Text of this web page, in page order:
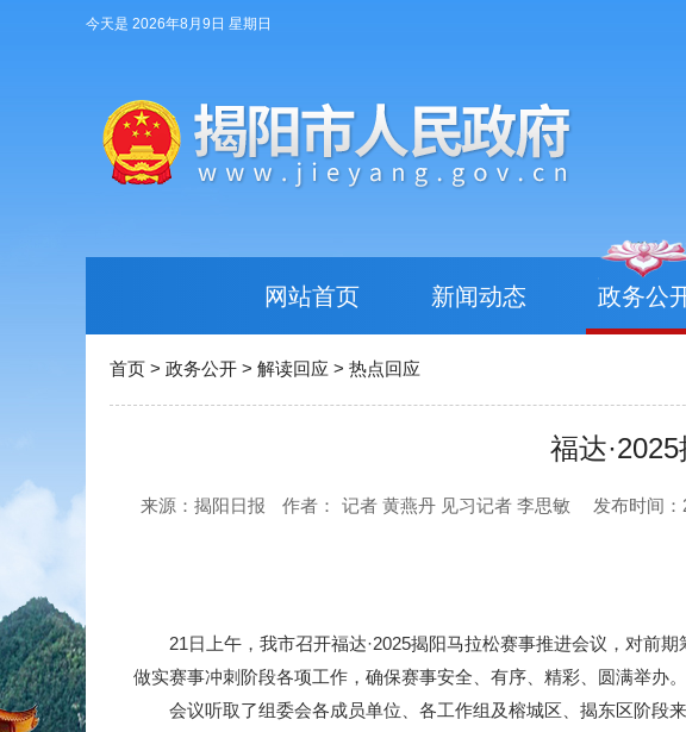
今天是 2026年8月9日 星期日
网站首页 新闻动态 政务公
首页 > 政务公开 > 解读回应 > 热点回应
福达
来源：揭阳日报 作者： 记者 黄燕丹 见习记者 李思敏 发布时间：
21日上午，我市召开福达·2025揭阳马拉松赛事推进会议，对前期
做实赛事冲刺阶段各项工作，确保赛事安全、有序、精彩、圆满举办。
会议听取了组委会各成员单位、各工作组及榕城区、揭东区阶段